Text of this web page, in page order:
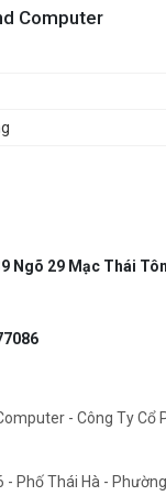
Computer
Ngõ 29 Mạc Thái
- Công Ty Cổ
- Phố Thái Hà -